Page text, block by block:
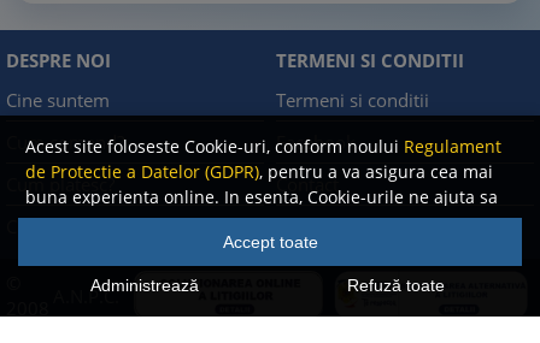
Acest site foloseste Cookie-uri, conform noului Regulament
de Protectie a Datelor (GDPR), pentru a va asigura cea mai
buna experienta online. In esenta, Cookie-urile ne ajuta sa
imbunatatim continutul de pe site, oferindu-va dvs.,
cititorul, o experienta online personalizata si mult mai
rapida. Ele sunt folosite doar de site-ul nostru si partenerii
nostri de incredere. Click
pentru detalii despre politica
de Cookie-uri.
Accept toate
Administrează Refuză toate
DESPRE NOI
Cine suntem
Cum comand?
Cum platesc?
TERMENI SI CONDITII
Termeni si conditii
Facebook
Contact
A.N.P.C.